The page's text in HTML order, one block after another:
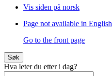
Vis siden på norsk
Page not available in English
Go to the front page
Søk
Hva leter du etter i dag?